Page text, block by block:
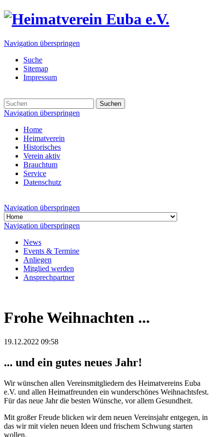
Navigation überspringen
Suche
Sitemap
Impressum
Suchen
Navigation überspringen
Home
Heimatverein
Historisches
Verein aktiv
Brauchtum
Service
Datenschutz
Navigation überspringen
Navigation überspringen
News
Events & Termine
Anliegen
Mitglied werden
Ansprechpartner
Frohe Weihnachten ...
19.12.2022 09:58
... und ein gutes neues Jahr!
Wir wünschen allen Vereinsmitgliedern des Heimatvereins Euba
e.V. und allen Heimatfreunden ein wunderschönes Weihnachtsfest.
Für das neue Jahr die besten Wünsche, vor allem Gesundheit.
Mit großer Freude blicken wir dem neuen Vereinsjahr entgegen, in
das wir mit vielen neuen Ideen und frischem Schwung starten
wollen.